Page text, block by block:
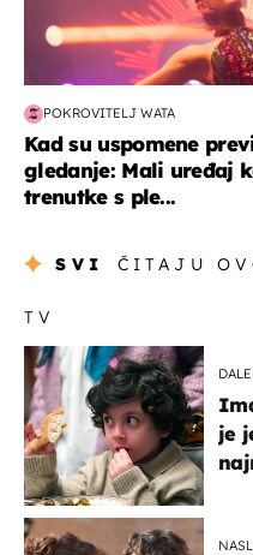
POKROVITELJ WATA
Kad su uspomene
gledanje: Mali uređaj
trenutke s ple...
SVI ČITAJU
TV
je